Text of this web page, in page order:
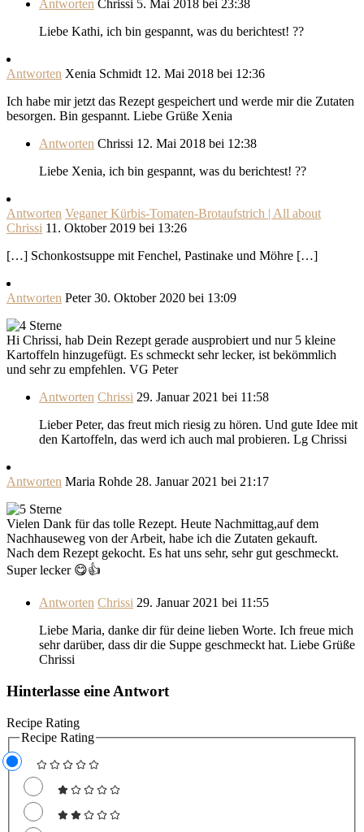
Antworten Chrissi 5. Mai 2018 bei 23:38
Liebe Kathi, ich bin gespannt, was du berichtest! ??
Antworten Xenia Schmidt 12. Mai 2018 bei 12:36
Ich habe mir jetzt das Rezept gespeichert und werde mir die Zutaten
besorgen. Bin gespannt. Liebe Grüße Xenia
Antworten Chrissi 12. Mai 2018 bei 12:38
Liebe Xenia, ich bin gespannt, was du berichtest! ??
Antworten Veganer Kürbis-Tomaten-Brotaufstrich | All about
Chrissi 11. Oktober 2019 bei 13:26
[…] Schonkostsuppe mit Fenchel, Pastinake und Möhre […]
Antworten Peter 30. Oktober 2020 bei 13:09
Hi Chrissi, hab Dein Rezept gerade ausprobiert und nur 5 kleine
Kartoffeln hinzugefügt. Es schmeckt sehr lecker, ist bekömmlich
und sehr zu empfehlen. VG Peter
Antworten Chrissi 29. Januar 2021 bei 11:58
Lieber Peter, das freut mich riesig zu hören. Und gute Idee mit
den Kartoffeln, das werd ich auch mal probieren. Lg Chrissi
Antworten Maria Rohde 28. Januar 2021 bei 21:17
Vielen Dank für das tolle Rezept. Heute Nachmittag,auf dem
Nachhauseweg von der Arbeit, habe ich die Zutaten gekauft.
Nach dem Rezept gekocht. Es hat uns sehr, sehr gut geschmeckt.
Super lecker 😋👍
Antworten Chrissi 29. Januar 2021 bei 11:55
Liebe Maria, danke dir für deine lieben Worte. Ich freue mich
sehr darüber, dass dir die Suppe geschmeckt hat. Liebe Grüße
Chrissi
Hinterlasse eine Antwort
Recipe Rating
Recipe Rating